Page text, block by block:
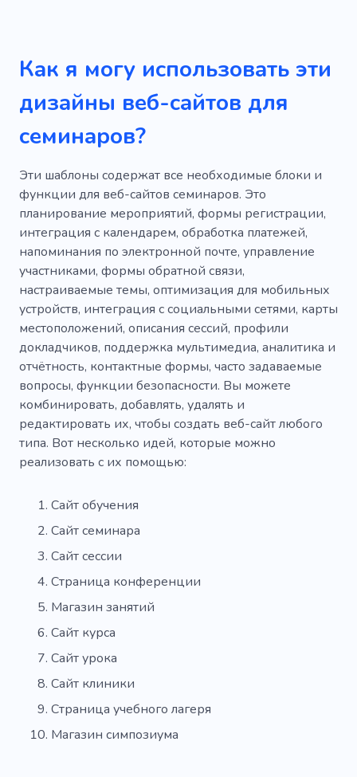
Как я могу использовать эти
дизайны веб-сайтов для
семинаров?
Эти шаблоны содержат все необходимые блоки и
функции для веб-сайтов семинаров. Это
планирование мероприятий, формы регистрации,
интеграция с календарем, обработка платежей,
напоминания по электронной почте, управление
участниками, формы обратной связи,
настраиваемые темы, оптимизация для мобильных
устройств, интеграция с социальными сетями, карты
местоположений, описания сессий, профили
докладчиков, поддержка мультимедиа, аналитика и
отчётность, контактные формы, часто задаваемые
вопросы, функции безопасности. Вы можете
комбинировать, добавлять, удалять и
редактировать их, чтобы создать веб-сайт любого
типа. Вот несколько идей, которые можно
реализовать с их помощью:
Сайт обучения
Сайт семинара
Сайт сессии
Страница конференции
Магазин занятий
Сайт курса
Сайт урока
Сайт клиники
Страница учебного лагеря
Магазин симпозиума